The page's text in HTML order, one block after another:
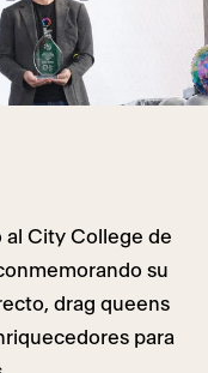
al City College de
su
drag queens
para